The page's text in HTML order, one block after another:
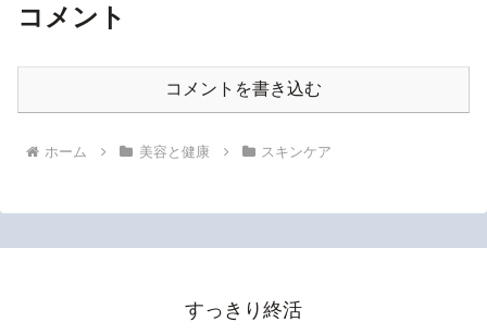
コメント
コメントを書き込む
ホーム 美容と健康 スキンケア
すっきり終活